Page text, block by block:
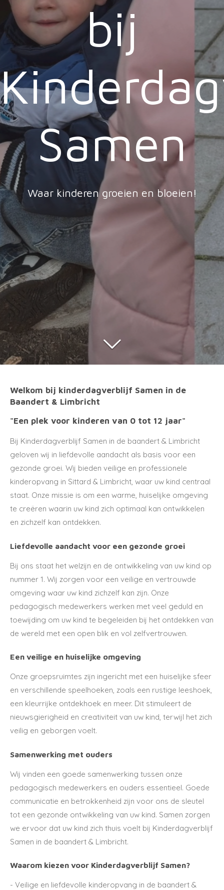
bij
Samen
Waar kinderen groeien en bloeien!
Welkom bij kinderdagverblijf Samen in de
Baandert & Limbricht
"Een plek voor kinderen van 0 tot 12 jaar"
Bij Kinderdagverblijf Samen in de baandert & Limbricht
geloven wij in liefdevolle aandacht als basis voor een
gezonde groei. Wij bieden veilige en professionele
kinderopvang in Sittard & Limbricht, waar uw kind centraal
staat. Onze missie is om een warme, huiselijke omgeving
te creëren waarin uw kind zich optimaal kan ontwikkelen
en zichzelf kan ontdekken.
Liefdevolle aandacht voor een gezonde groei
Bij ons staat het welzijn en de ontwikkeling van uw kind op
nummer 1. Wij zorgen voor een veilige en vertrouwde
omgeving waar uw kind zichzelf kan zijn. Onze
pedagogisch medewerkers werken met veel geduld en
toewijding om uw kind te begeleiden bij het ontdekken van
de wereld met een open blik en vol zelfvertrouwen.
Een veilige en huiselijke omgeving
Onze groepsruimtes zijn ingericht met een huiselijke sfeer
en verschillende speelhoeken, zoals een rustige leeshoek,
een kleurrijke ontdekhoek en meer. Dit stimuleert de
nieuwsgierigheid en creativiteit van uw kind, terwijl het zich
veilig en geborgen voelt.
Samenwerking met ouders
Wij vinden een goede samenwerking tussen onze
pedagogisch medewerkers en ouders essentieel. Goede
communicatie en betrokkenheid zijn voor ons de sleutel
tot een gezonde ontwikkeling van uw kind. Samen zorgen
we ervoor dat uw kind zich thuis voelt bij Kinderdagverblijf
Samen in de baandert & Limbricht.
Waarom kiezen voor Kinderdagverblijf Samen?
- Veilige en liefdevolle kinderopvang in de baandert &